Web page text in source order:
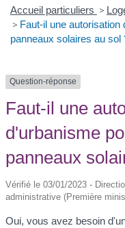
Accueil particuliers >
> Faut-il une
panneaux solaires au sol
Question-réponse
Faut-il une
d'urbanisme
panneaux
Vérifié le 03/01/2023 -
administrative (Première
Oui, vous avez besoin